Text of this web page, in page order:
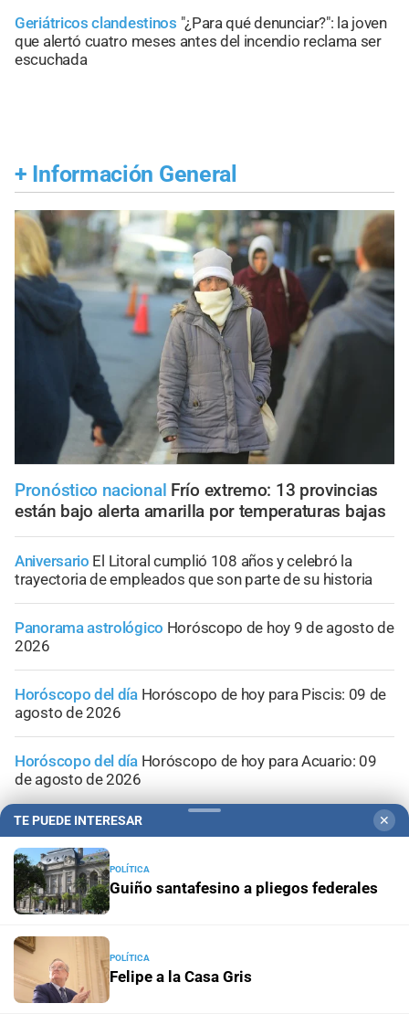
Geriátricos clandestinos "¿Para qué denunciar?": la joven
que alertó cuatro meses antes del incendio reclama ser
escuchada
+ Información General
Pronóstico nacional Frío extremo: 13 provincias
están bajo alerta amarilla por temperaturas bajas
Aniversario El Litoral cumplió 108 años y celebró la
trayectoria de empleados que son parte de su historia
Panorama astrológico Horóscopo de hoy 9 de agosto de
2026
Horóscopo del día Horóscopo de hoy para Piscis: 09 de
agosto de 2026
Horóscopo del día Horóscopo de hoy para Acuario: 09
de agosto de 2026
TE PUEDE INTERESAR ✕
POLÍTICA
Guiño santafesino a pliegos federales
POLÍTICA
Felipe a la Casa Gris